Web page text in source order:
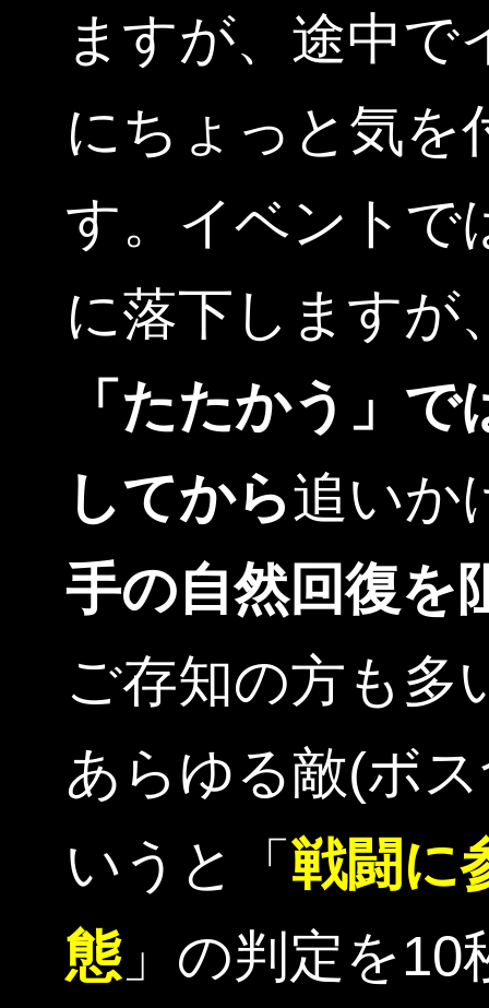
ますが、途中で
にちょっと気を
す。イベントで
に落下しますが
「たたかう」
してから追いか
手の自然回復を
ご存知の方も多
あらゆる敵(ボ
いうと「 戦闘に
態」の判定を10